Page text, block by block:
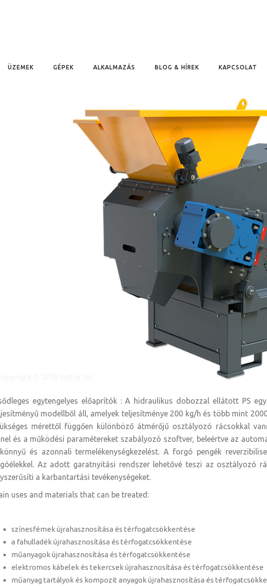
ÜZEMEK GÉPEK ALKALMAZÁS BLOG & HÍREK KAPCSOLAT
ELŐDARÁLÓ | PS -
egytengelyes előaprítók, réz aprítógépek, alumínium, színesfém,
egytengelyes előaprítók : A hidraulikus dobozzal ellátott PS
modellből áll, amelyek teljesítménye 200 kg/h és több mint
mérettől függően különböző átmérőjű osztályozó rácsokkal
és a működési paramétereket szabályozó szoftver, beleértve az
és azonnali termelékenységkezelést. A forgó pengék
Az adott garatnyitási rendszer lehetővé teszi az osztályozó
a karbantartási tevékenységeket.
uses and materials that can be treated:
színesfémek újrahasznosítása és térfogatcsökkentése
a fahulladék újrahasznosítása és térfogatcsökkentése
műanyagok újrahasznosítása és térfogatcsökkentése
elektromos kábelek és tekercsek újrahasznosítása és térfogatcsökkentése
műanyag tartályok és kompozit anyagok újrahasznosítása és